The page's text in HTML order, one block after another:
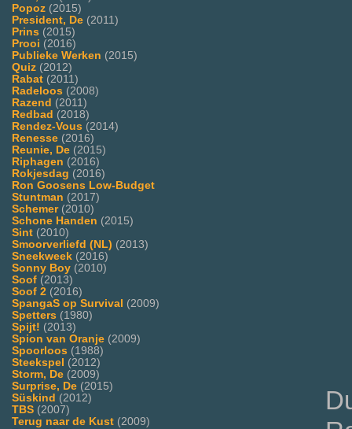
Popoz (2015)
President, De (2011)
Prins (2015)
Prooi (2016)
Publieke Werken (2015)
Quiz (2012)
Rabat (2011)
Radeloos (2008)
Razend (2011)
Redbad (2018)
Rendez-Vous (2014)
Renesse (2016)
Reunie, De (2015)
Riphagen (2016)
Rokjesdag (2016)
Ron Goosens Low-Budget
Stuntman (2017)
Schemer(2010)
Schone Handen (2015)
Sint (2010)
Smoorverliefd (NL) (2013)
Sneekweek (2016)
Sonny Boy (2010)
Soof (2013)
Soof 2 (2016)
SpangaS op Survival (2009)
Spetters (1980)
Spijt! (2013)
Spion van Oranje (2009)
Spoorloos (1988)
Steekspel (2012)
Storm, De (2009)
Surprise, De (2015)
Süskind (2012)
TBS (2007)
Terug naar de Kust (2009)